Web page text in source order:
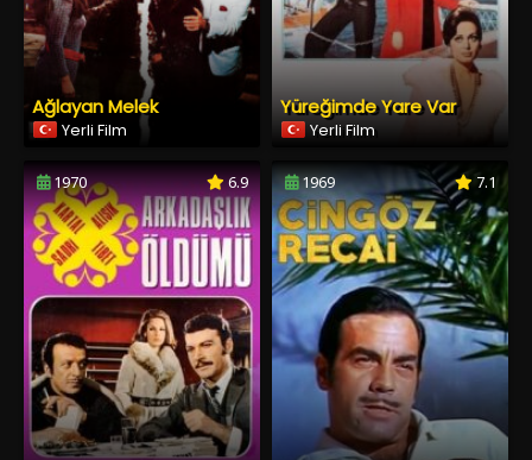
Ağlayan Melek
Yerli Film
Yüreğimde Yare Var
Yerli Film
1970 6.9 1969 7.1